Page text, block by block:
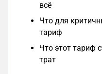
всё
Что для
тариф
Что этот тариф
трат